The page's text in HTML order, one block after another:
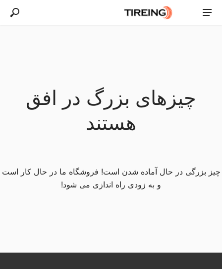
چیزهای بزرگ در افق
هستند
چیز بزرگی در حال آماده شدن است! فروشگاه ما در حال کار است
و به زودی راه اندازی می شود!